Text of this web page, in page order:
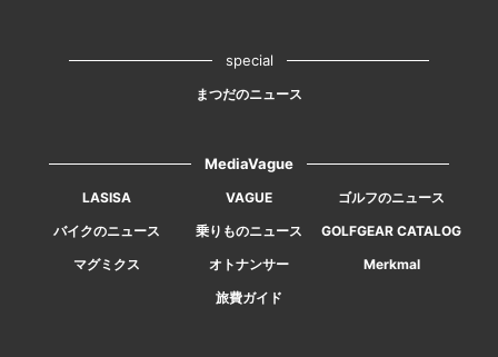
special
まつだのニュース
MediaVague
LASISA VAGUE
ゴルフのニュース
バイクのニュース
乗りものニュース
GOLFGEAR CATALOG
マグミクス
オトナンサー
Merkmal
旅費ガイド